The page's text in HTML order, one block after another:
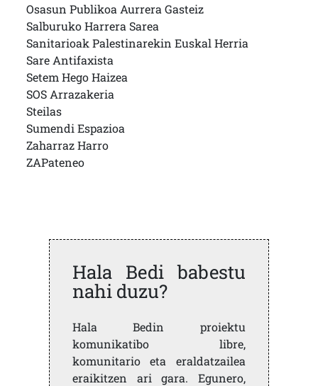
Osasun Publikoa Aurrera Gasteiz
Salburuko Harrera Sarea
Sanitarioak Palestinarekin Euskal Herria
Sare Antifaxista
Setem Hego Haizea
SOS Arrazakeria
Steilas
Sumendi Espazioa
Zaharraz Harro
ZAPateneo
Hala Bedi babestu
nahi duzu?
Hala Bedin proiektu
komunikatibo libre,
komunitario eta eraldatzailea
eraikitzen ari gara. Egunero,